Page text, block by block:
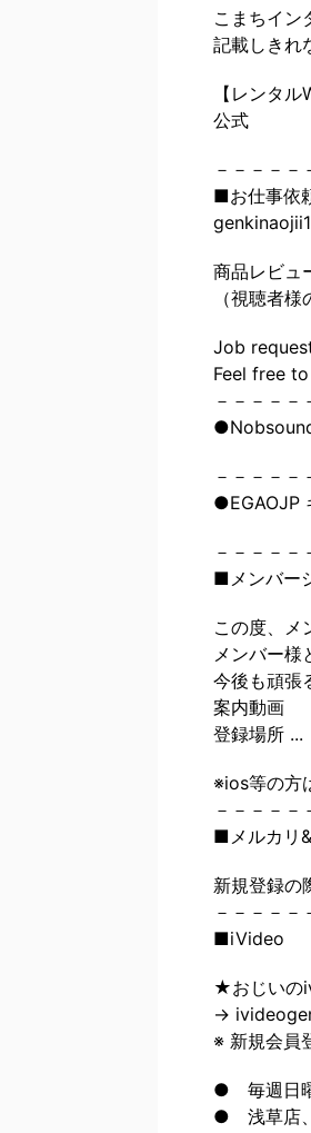
こまちイン
記載しきれ
【レンタ
公式
－－－－－
■お仕事依
商品レビュ
（視聴者
Job
Feel free
－－－－－
－－－－－
●EGAOJP
－－－－－
■メンバー
この度、メ
メンバー
今後も頑張
案内動画
登録場所 ...
※ios等の方
－－－－－
■メルカリ
新規登録の
－－－－－
■iVideo
★おじいの
→
※ 新規会員
● 毎週日曜
● 浅草店、